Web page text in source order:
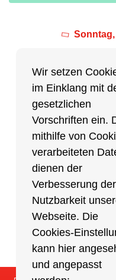
Wir setzen
im Einklang mit
gesetzlichen
Vorschriften ein.
mithilfe von
verarbeiteten
dienen der
Verbesserung der
Nutzbarkeit
Webseite. Die
Cookies-
kann hier
und angepasst
Sonntag,
Partner